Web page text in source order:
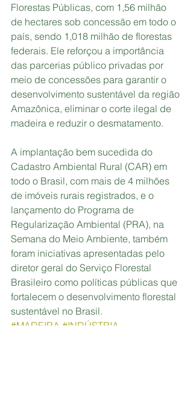
Florestas Públicas, com 1,56 milhão
de hectares sob concessão em todo o
país, sendo 1,018 milhão de florestas
federais. Ele reforçou a importância
das parcerias público privadas por
meio de concessões para garantir o
desenvolvimento sustentável da região
Amazônica, eliminar o corte ilegal de
madeira e reduzir o desmatamento.
A implantação bem sucedida do
Cadastro Ambiental Rural (CAR) em
todo o Brasil, com mais de 4 milhões
de imóveis rurais registrados, e o
lançamento do Programa de
Regularização Ambiental (PRA), na
Semana do Meio Ambiente, também
foram iniciativas apresentadas pelo
diretor geral do Serviço Florestal
Brasileiro como políticas públicas que
fortalecem o desenvolvimento florestal
sustentável no Brasil.
#MADEIRA #INDÚSTRIA